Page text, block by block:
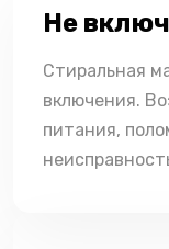
Не
Стиральная
включения.
питания,